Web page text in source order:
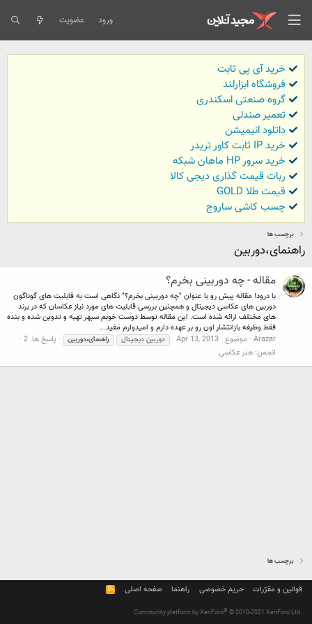
ورود عضویت
خرید آی پی ثابت
فروشگاه ابزارلند
گروه صنعتی اسکندری
تعمیر صندلی
داتلود انیمیشن
خرید IP ثابت کاور تریدر
خرید سرور HP ماهان شبکه
ربات قیمت گذاری دیجی کالا
قیمت طلا GOLD
چسب کاشی ساروج
برچسب ها
راهنمای،دوربین
مقاله - چه دوربینی بخرم؟
با درود! مقاله پیش رو با عنوان "چه دوربینی بخرم؟" نگاهی است به قابلیت های گوناگون
دوربین های عکاسی دیجیتال و همچنین بررسی قابلیت های مورد نیاز عکاسان که در برند
های مختلف ارائه شده است. این مقاله توسط دوست خوبم سپهر تهیه و تدوین شده و بنده
فقط وظیفه بازانتشار اون رو بر عهده دارم و امیدوارم مفید...
Arazar موضوع Apr 13, 2013 دوربین دیجیتال راهنمای،دوربین
پاسخ ها: 2
انجمن: هنر عکاسی
برچسب ها
قوانین و مقرّرات حریم خصوصی راهنما صفحه اصلی
R
S
Community platform by XenForo® © 2010-2021 XenForo Ltd.